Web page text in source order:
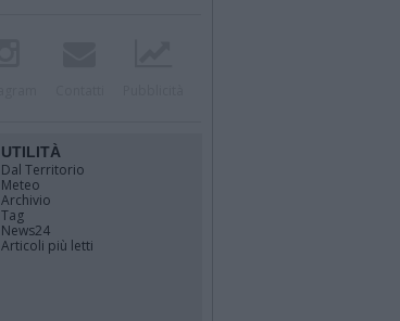
UTILITÀ
Dal Territorio
Meteo
Archivio
Tag
News24
Articoli più letti